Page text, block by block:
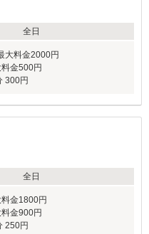
全日
料金2000円
金500円
300円
全日
金1800円
金900円
250円